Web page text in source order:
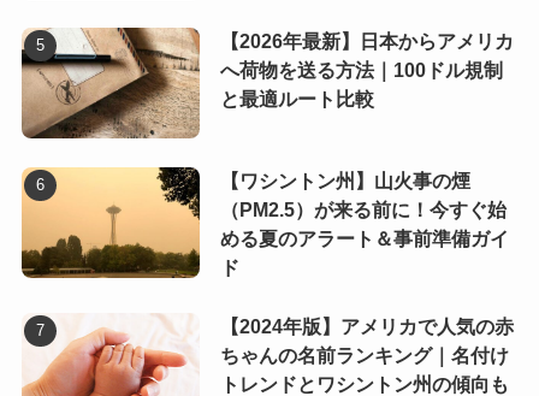
【2026年最新】日本からアメリカ
へ荷物を送る方法｜100ドル規制
と最適ルート比較
【ワシントン州】山火事の煙
（PM2.5）が来る前に！今すぐ始
める夏のアラート＆事前準備ガイ
ド
【2024年版】アメリカで人気の赤
ちゃんの名前ランキング｜名付け
トレンドとワシントン州の傾向も